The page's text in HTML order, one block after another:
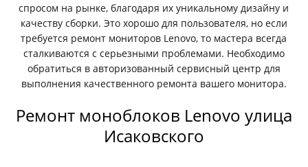
спросом на рынке, благодаря их уникальному дизайну и
качеству сборки. Это хорошо для пользователя, но если
требуется ремонт мониторов Lenovo, то мастера всегда
сталкиваются с серьезными проблемами. Необходимо
обратиться в авторизованный сервисный центр для
выполнения качественного ремонта вашего монитора.
Ремонт моноблоков Lenovo улица
Исаковского